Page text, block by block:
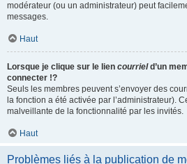
modérateur (ou un administrateur) peut
messages.
Haut
Lorsque je clique sur le lien courrield’un
connecter !?
Seuls les membres peuvent s’envoyer des
la fonction a été activée par l’administrateur).
malveillante de la fonctionnalité par les invités.
Haut
Problèmes liés à la publication de